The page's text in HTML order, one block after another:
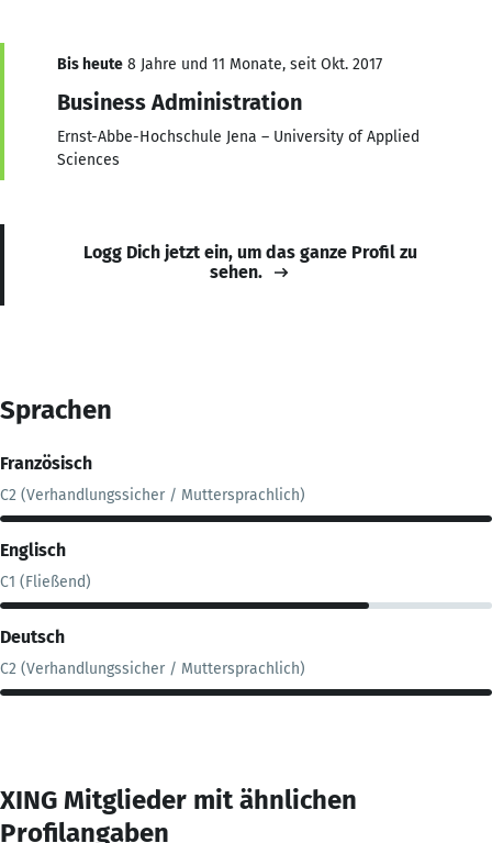
Bis heute 8 Jahre und 11 Monate, seit Okt. 2017
Business Administration
Ernst-Abbe-Hochschule Jena – University of Applied
Sciences
Logg Dich jetzt ein, um das ganze Profil zu
sehen.
Sprachen
Französisch
C2 (Verhandlungssicher / Muttersprachlich)
Englisch
C1 (Fließend)
Deutsch
C2 (Verhandlungssicher / Muttersprachlich)
XING Mitglieder mit ähnlichen
Profilangaben